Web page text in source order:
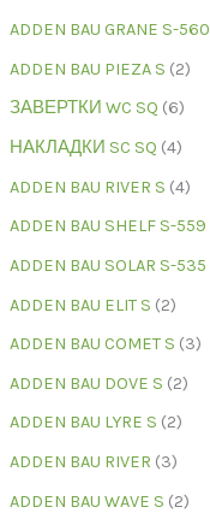
ADDEN BAU GRANE S-560
ADDEN BAU PIEZA S 2
ЗАВЕРТКИ WC SQ 6
НАКЛАДКИ SC SQ 4
ADDEN BAU RIVER S 4
ADDEN BAU SHELF S-559
ADDEN BAU SOLAR S-535
ADDEN BAU ELIT S 2
ADDEN BAU COMET S 3
ADDEN BAU DOVE S 2
ADDEN BAU LYRE S 2
ADDEN BAU RIVER 3
ADDEN BAU WAVE S 2